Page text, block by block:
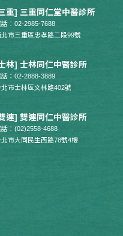
重] 三重同仁堂中醫診所
話：02-2985-7688
北市三重區忠孝路二段99號
林] 士林同仁中醫診所
話：02-2888-3889
北市士林區文林路402號
連] 雙連同仁中醫診所
話：(02)2558-4688
北市大同民生西路78號4樓